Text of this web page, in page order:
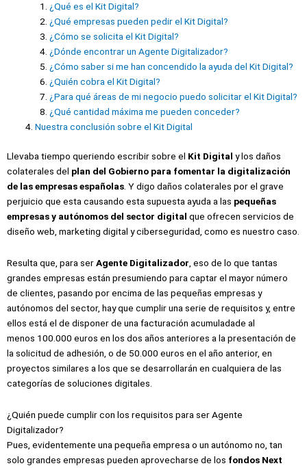
¿Qué es el Kit Digital?
¿Qué empresas pueden pedir el Kit Digital?
¿Cómo se solicita el Kit Digital?
¿Dónde encontrar un Agente Digitalizador?
¿Cómo saber si me han concendido la ayuda del Kit Digital?
¿Quién cobra el Kit Digital?
¿Para qué áreas de mi negocio puedo solicitar el Kit Digital?
¿Qué cantidad máxima me pueden conceder?
Nuestra conclusión sobre el Kit Digital
Llevaba tiempo queriendo escribir sobre el Kit Digital y los daños
colaterales del plan del Gobierno para fomentar la digitalización
de las empresas españolas . Y digo daños colaterales por el grave
perjuicio que esta causando esta supuesta ayuda a las pequeñas
empresas y autónomos del sector digital que ofrecen servicios de
diseño web, marketing digital y ciberseguridad, como es nuestro caso.
Resulta que, para serAgente Digitalizador , eso de lo que tantas
grandes empresas están presumiendo para captar el mayor número
de clientes, pasando por encima de las pequeñas empresas y
autónomos del sector, hay que cumplir una serie de requisitos y, entre
ellos está el de disponer de una facturación acumuladade al
menos 100.000 euros en los dos años anteriores a la presentación de
la solicitud de adhesión, o de 50.000 euros en el año anterior, en
proyectos similares a los que se desarrollarán en cualquiera de las
categorías de soluciones digitales.
¿Quién puede cumplir con los requisitos para ser Agente
Digitalizador?
Pues, evidentemente una pequeña empresa o un autónomo no, tan
solo grandes empresas pueden aprovecharse de los fondos Next